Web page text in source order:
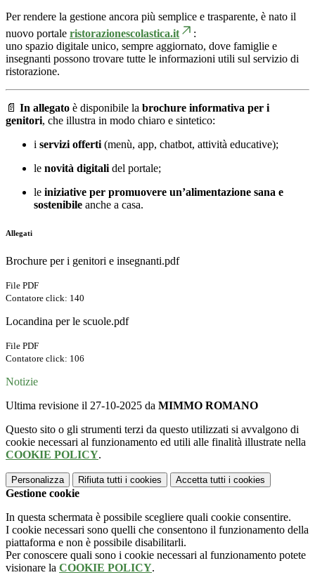
Per rendere la gestione ancora più semplice e trasparente, è nato il
nuovo portale ristorazionescolastica.it
:
uno spazio digitale unico, sempre aggiornato, dove famiglie e
insegnanti possono trovare tutte le informazioni utili sul servizio di
ristorazione.
📄 In allegato è disponibile la brochure informativa per i
genitori, che illustra in modo chiaro e sintetico:
i servizi offerti (menù, app, chatbot, attività educative);
le novità digitali del portale;
le iniziative per promuovere un’alimentazione sana e
sostenibile anche a casa.
Allegati
Brochure per i genitori e insegnanti.pdf
File PDF
Contatore click: 140
Locandina per le scuole.pdf
File PDF
Contatore click: 106
Notizie
Ultima revisione il 27-10-2025 da MIMMO ROMANO
Questo sito o gli strumenti terzi da questo utilizzati si avvalgono di
cookie necessari al funzionamento ed utili alle finalità illustrate nella
COOKIE POLICY.
Personalizza Rifiuta tutti i cookies Accetta tutti i cookies
Gestione cookie
In questa schermata è possibile scegliere quali cookie consentire.
I cookie necessari sono quelli che consentono il funzionamento della
piattaforma e non è possibile disabilitarli.
Per conoscere quali sono i cookie necessari al funzionamento potete
visionare la COOKIE POLICY.